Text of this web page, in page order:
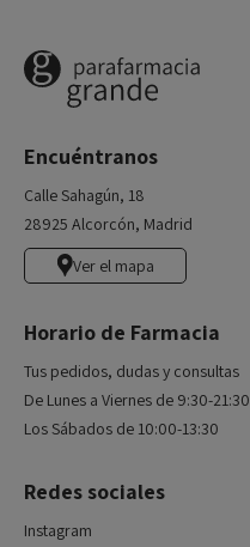
Encuéntranos
Calle Sahagún, 18
28925 Alcorcón, Madrid
Ver el mapa
Horario de Farmacia
Tus pedidos, dudas y consultas
De Lunes a Viernes de 9:30-21:30
Los Sábados de 10:00-13:30
Redes sociales
Instagram